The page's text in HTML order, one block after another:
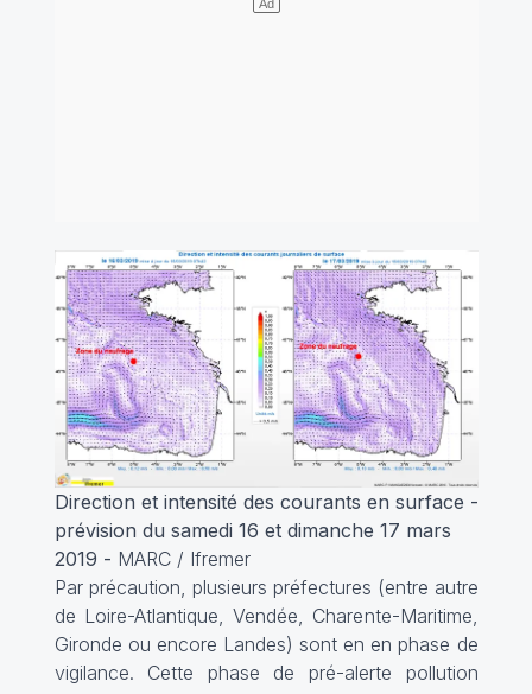
Direction et intensité des courants en surface -
prévision du samedi 16 et dimanche 17 mars
2019 - MARC / Ifremer
Par précaution, plusieurs préfectures (entre autre
de Loire-Atlantique, Vendée, Charente-Maritime,
Gironde ou encore Landes) sont en en phase de
vigilance. Cette phase de pré-alerte pollution